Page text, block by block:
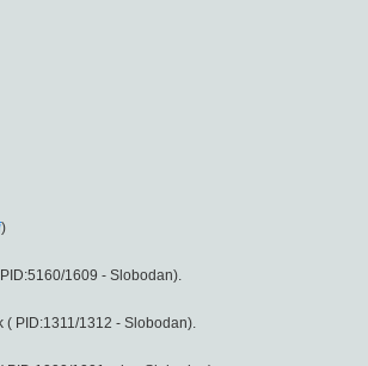
)
1609 - Slobodan).
( PID:1311/1312 - Slobodan).